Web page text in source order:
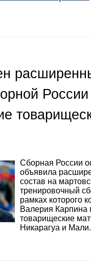
Сборная России
объявила
состав на
тренировочный
рамках которого
Валерия Карпина
товарищеские
Никарагуа и Мали.